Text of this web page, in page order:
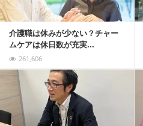
介護職は休みが少ない？チャー
ムケアは休日数が充実...
261,606